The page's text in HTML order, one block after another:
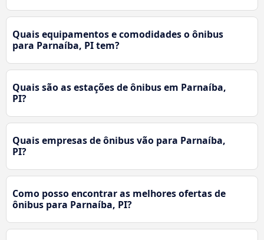
Quais equipamentos e comodidades o ônibus
para Parnaíba, PI tem?
Quais são as estações de ônibus em Parnaíba,
PI?
Quais empresas de ônibus vão para Parnaíba,
PI?
Como posso encontrar as melhores ofertas de
ônibus para Parnaíba, PI?